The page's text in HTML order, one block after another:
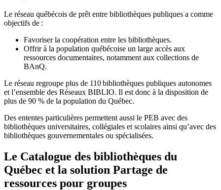
Le réseau québécois de prêt entre bibliothèques publiques a comme
objectifs de :
Favoriser la coopération entre les bibliothèques.
Offrir à la population québécoise un large accès aux
ressources documentaires, notamment aux collections de
BAnQ.
Le réseau regroupe plus de 110bibliothèques publiques autonomes
et l’ensemble des Réseaux BIBLIO. Il est donc à la disposition de
plus de 90 % de la population du Québec.
Des ententes particulières permettent aussi le PEB avec des
bibliothèques universitaires, collégiales et scolaires ainsi qu’avec des
bibliothèques gouvernementales ou spécialisées.
Le Catalogue des bibliothèques du
Québec et la solution Partage de
ressources pour groupes